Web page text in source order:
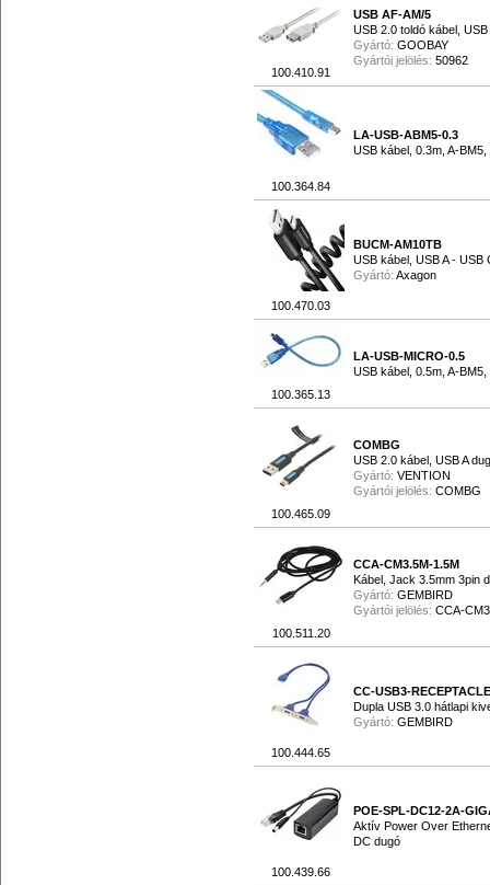
100.410.91
USB AF-AM/5
USB 2.0 toldó kábel,
Gyártó: GOOBAY
Gyártói jelölés: 50962
100.364.84
LA-USB-ABM5-0.3
USB kábel, 0.3m, A-BM5,
100.470.03
BUCM-AM10TB
USB kábel, USB A -
Gyártó: Axagon
100.365.13
LA-USB-MICRO-0.5
USB kábel, 0.5m, A-
100.465.09
COMBG
USB 2.0 kábel, USB A
Gyártó: VENTION
Gyártói jelölés: COMBG
100.511.20
CCA-CM3.5M-1.5M
Kábel, Jack 3.5mm 3pin
Gyártó: GEMBIRD
Gyártói jelölés: CCA-
100.444.65
CC-USB3-RECEPTACLE
Dupla USB 3.0 hátlapi
Gyártó: GEMBIRD
100.439.66
POE-SPL-DC12-2A-
Aktív Power Over
DC dugó